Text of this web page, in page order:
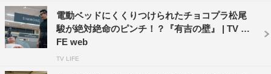
とにかく明るい安村 トム・ブラウン
ハナコ
電動ベッドにくくりつけられたチョコプラ松尾
駿が絶対絶命のピンチ！？『有吉の壁』 | TV LI
FE web
TV LIFE